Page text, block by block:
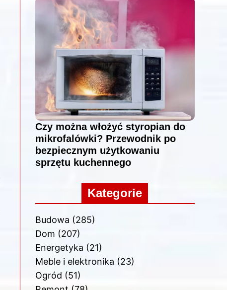
Czy można włożyć styropian do
mikrofalówki? Przewodnik po
bezpiecznym użytkowaniu
sprzętu kuchennego
Kategorie
Budowa (285)
Dom (207)
Energetyka (21)
Meble i elektronika (23)
Ogród (51)